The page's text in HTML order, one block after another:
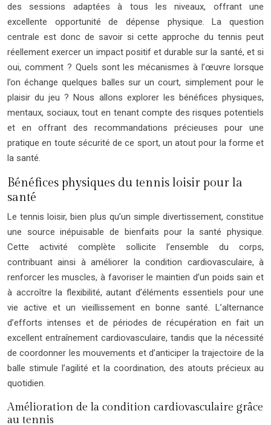
des sessions adaptées à tous les niveaux, offrant une
excellente opportunité de dépense physique. La question
centrale est donc de savoir si cette approche du tennis peut
réellement exercer un impact positif et durable sur la santé, et si
oui, comment ? Quels sont les mécanismes à l’œuvre lorsque
l’on échange quelques balles sur un court, simplement pour le
plaisir du jeu ? Nous allons explorer les bénéfices physiques,
mentaux, sociaux, tout en tenant compte des risques potentiels
et en offrant des recommandations précieuses pour une
pratique en toute sécurité de ce sport, un atout pour la forme et
la santé.
Bénéfices physiques du tennis loisir pour la
santé
Le tennis loisir, bien plus qu’un simple divertissement, constitue
une source inépuisable de bienfaits pour la santé physique.
Cette activité complète sollicite l’ensemble du corps,
contribuant ainsi à améliorer la condition cardiovasculaire, à
renforcer les muscles, à favoriser le maintien d’un poids sain et
à accroître la flexibilité, autant d’éléments essentiels pour une
vie active et un vieillissement en bonne santé. L’alternance
d’efforts intenses et de périodes de récupération en fait un
excellent entraînement cardiovasculaire, tandis que la nécessité
de coordonner les mouvements et d’anticiper la trajectoire de la
balle stimule l’agilité et la coordination, des atouts précieux au
quotidien.
Amélioration de la condition cardiovasculaire grâce
au tennis